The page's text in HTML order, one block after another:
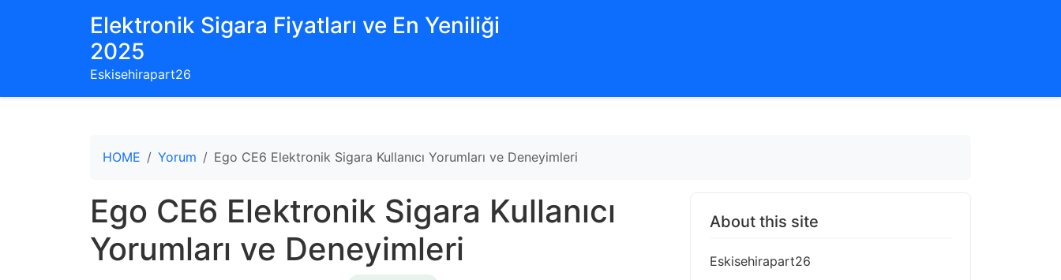
Elektronik Sigara Fiyatları ve En Yeniliği
2025
Eskisehirapart26
HOME Yorum Ego CE6 Elektronik Sigara Kullanıcı Yorumları ve Deneyimleri
Ego CE6 Elektronik Sigara Kullanıcı
Yorumları ve Deneyimleri
About this site
Eskisehirapart26